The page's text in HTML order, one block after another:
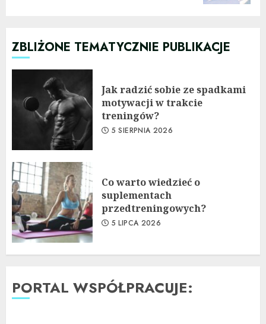
ZBLIŻONE TEMATYCZNIE PUBLIKACJE
Jak radzić sobie ze spadkami
motywacji w trakcie
treningów?
5 SIERPNIA 2026
Co warto wiedzieć o
suplementach
przedtreningowych?
5 LIPCA 2026
PORTAL WSPÓŁPRACUJE: